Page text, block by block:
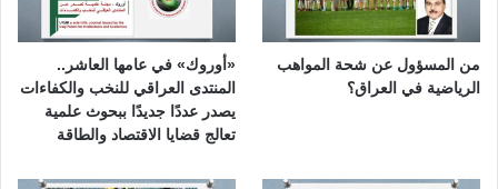
من المسؤول عن شحة المواهب
الرياضية في العراق؟
«أوروك» في عامها العاشر..
المنتدى العراقي للنخب والكفاءات
يصدر عددًا جديدًا ببحوث علمية
تعالج قضايا الاقتصاد والطاقة